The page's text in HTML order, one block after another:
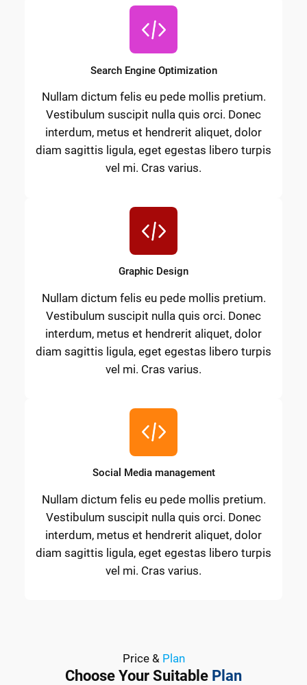
Search Engine Optimization
Nullam dictum felis eu pede mollis pretium.
Vestibulum suscipit nulla quis orci. Donec
interdum, metus et hendrerit aliquet, dolor
diam sagittis ligula, eget egestas libero turpis
vel mi. Cras varius.
Graphic Design
Nullam dictum felis eu pede mollis pretium.
Vestibulum suscipit nulla quis orci. Donec
interdum, metus et hendrerit aliquet, dolor
diam sagittis ligula, eget egestas libero turpis
vel mi. Cras varius.
Social Media management
Nullam dictum felis eu pede mollis pretium.
Vestibulum suscipit nulla quis orci. Donec
interdum, metus et hendrerit aliquet, dolor
diam sagittis ligula, eget egestas libero turpis
vel mi. Cras varius.
Price & Plan
Choose Your Suitable Plan